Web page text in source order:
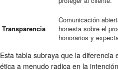
Transparencia
Comunicación
honesta sobre el
honorarios y
Esta tabla subraya que la diferencia
ética a menudo radica en la